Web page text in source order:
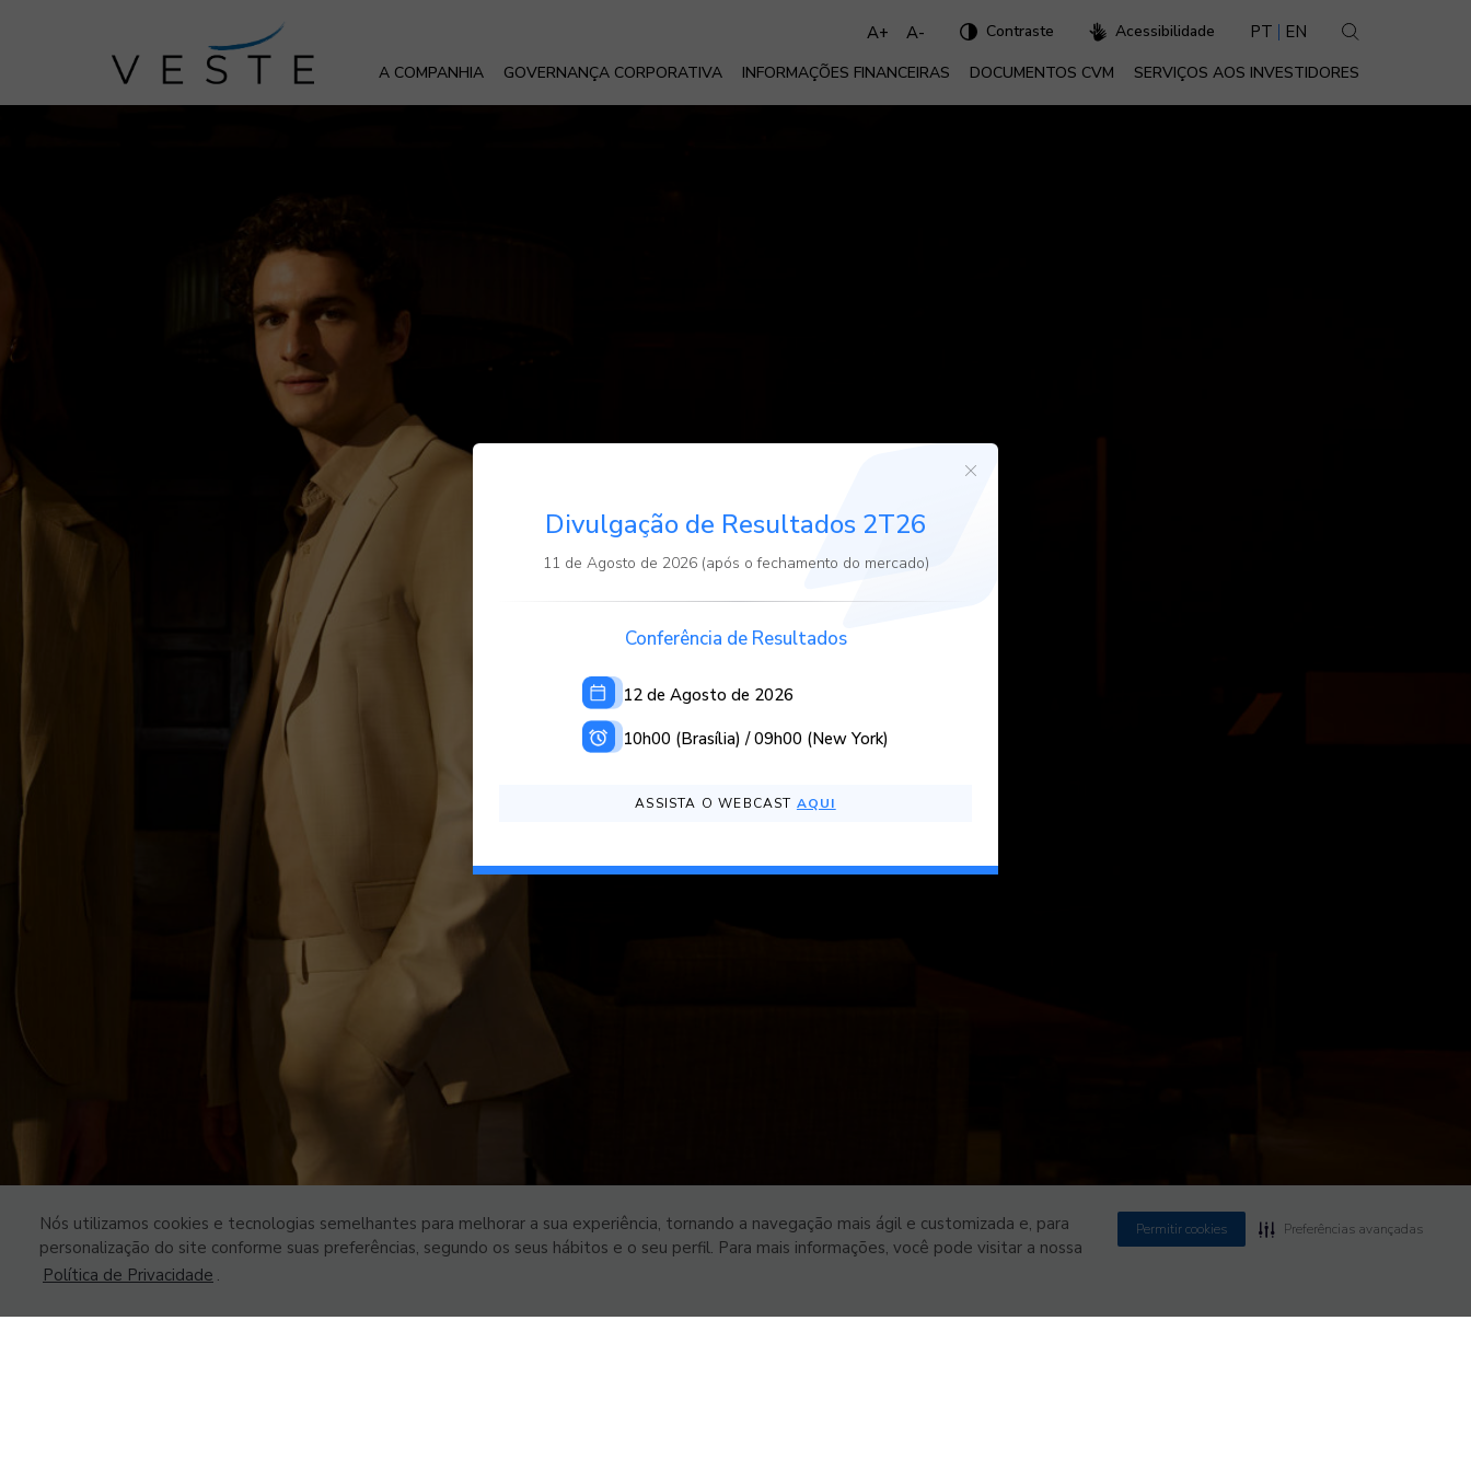
Nós utilizamos cookies e tecnologias semelhantes para melhorar a sua experiência, tornando a navegação mais ágil e customizada e, para
personalização do site conforme suas preferências, segundo os seus hábitos e o seu perfil. Para mais informações, você pode visitar a nossa
Política de Privacidade .
Permitir cookies Preferências avançadas
A+ A- Contraste Acessibilidade PT EN
A COMPANHIA GOVERNANÇA CORPORATIVA INFORMAÇÕES FINANCEIRAS DOCUMENTOS CVM SERVIÇOS AOS INVESTIDORES
Divulgação de Resultados 2T26
11 de Agosto de 2026 (após o fechamento do mercado)
Conferência de Resultados
12 de Agosto de 2026
10h00 (Brasília) / 09h00 (New York)
ASSISTA O WEBCAST AQUI